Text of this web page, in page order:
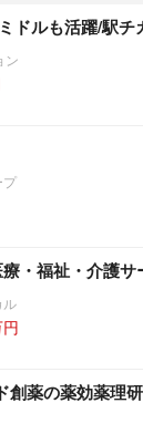
ドルも活躍/駅チ
ン
プ
・福祉・介護サ
ル
創薬の薬効薬理